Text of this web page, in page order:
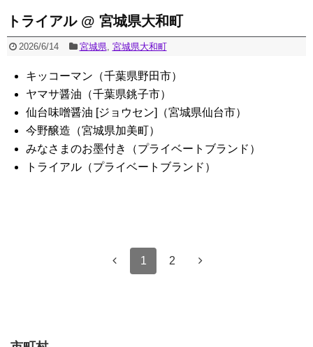
トライアル @ 宮城県大和町
2026/6/14 宮城県, 宮城県大和町
キッコーマン（千葉県野田市）
ヤマサ醤油（千葉県銚子市）
仙台味噌醤油 [ジョウセン]（宮城県仙台市）
今野醸造（宮城県加美町）
みなさまのお墨付き（プライベートブランド）
トライアル（プライベートブランド）
1 2